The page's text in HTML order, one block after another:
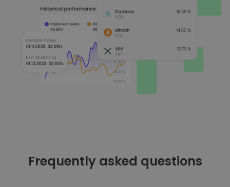
Frequently asked questions